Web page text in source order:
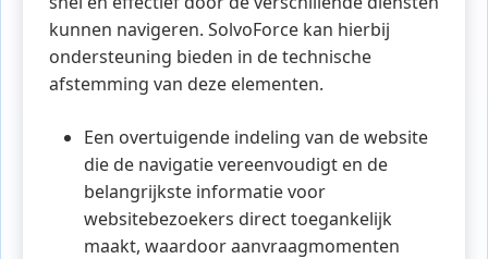
kunnen navigeren. SolvoForce kan hierbij
ondersteuning bieden in de technische
afstemming van deze elementen.
Een overtuigende indeling van de website
die de navigatie vereenvoudigt en de
belangrijkste informatie voor
websitebezoekers direct toegankelijk
maakt, waardoor aanvraagmomenten